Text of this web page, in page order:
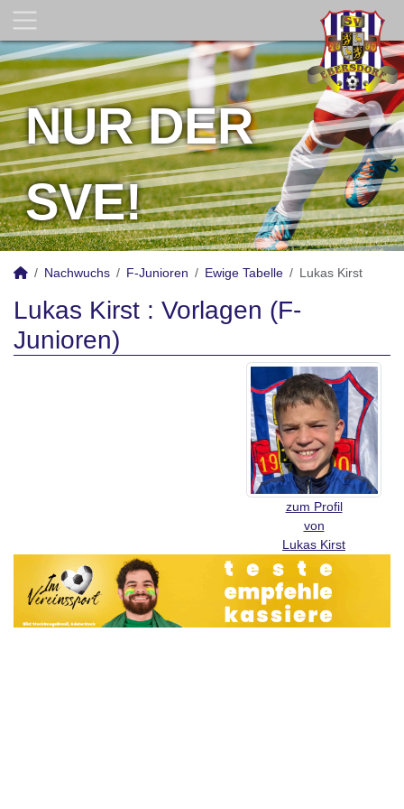
NUR DER
SVE!
Nachwuchs F-Junioren Ewige Tabelle Lukas Kirst
Lukas Kirst : Vorlagen (F-
Junioren)
zum Profil
von
Lukas Kirst